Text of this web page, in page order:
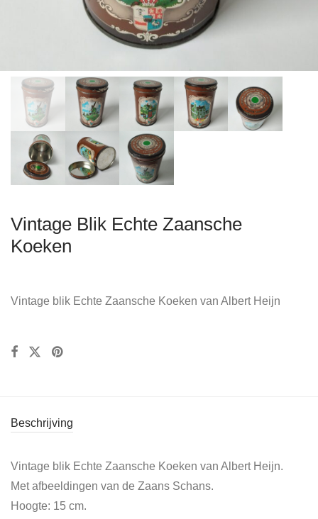
Vintage Blik Echte Zaansche
Koeken
Vintage blik Echte Zaansche Koeken van Albert Heijn
Beschrijving
Vintage blik Echte Zaansche Koeken van Albert Heijn.
Met afbeeldingen van de Zaans Schans.
Hoogte: 15 cm.